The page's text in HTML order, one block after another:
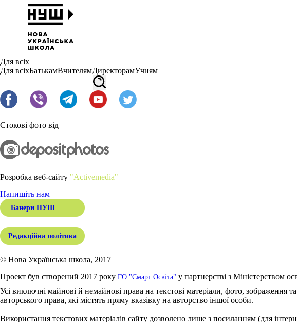
Для всіх
Для всіхБатькамВчителямДиректорамУчням
Стокові фото від
Розробка веб-сайту "Activemedia"
Напишіть нам
Банери НУШ
Редакційна політика
© Нова Українська школа, 2017
Проект був створений 2017 року ГО "Смарт Освіта" у партнерстві з Міністерством
Усі виключні майнові й немайнові права на текстові матеріали, фото, зображення
авторського права, які містять пряму вказівку на авторство іншої особи.
Використання текстових матеріалів сайту дозволено лише з посиланням (для